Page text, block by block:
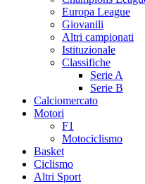
Europa League
Giovanili
Altri campionati
Istituzionale
Classifiche
Serie A
Serie B
Calciomercato
Motori
F1
Motociclismo
Basket
Ciclismo
Altri Sport